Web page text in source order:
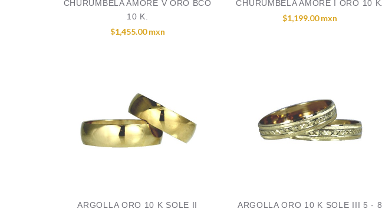
CHURUMBELA AMORE V ORO BCO
10 K.
$1,455.00 mxn
CHURUMBELA AMORE I ORO 10 K.
$1,199.00 mxn
ARGOLLA ORO 10 K SOLE II
ARGOLLA ORO 10 K SOLE III 5 - 8